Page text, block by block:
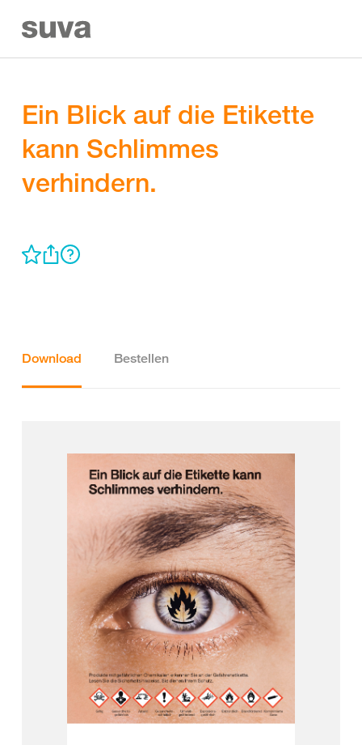
Ein Blick auf die Etikette
kann Schlimmes
verhindern.
Download Bestellen